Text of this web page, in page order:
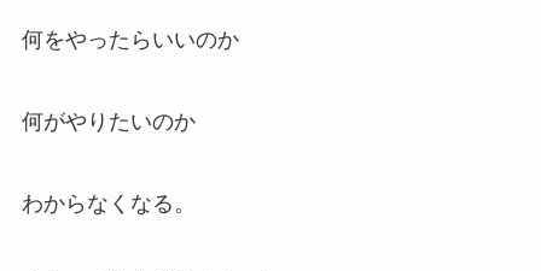
何をやったらいいのか
何がやりたいのか
わからなくなる。